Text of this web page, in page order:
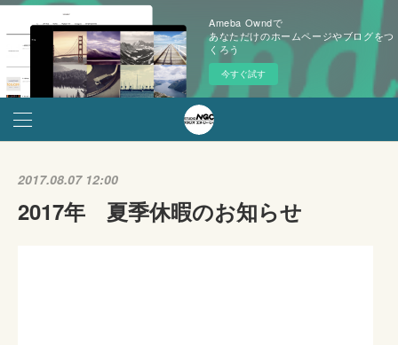
Ameba Owndで
あなただけのホームページやブログをつ
くろう
今すぐ試す
2017.08.07 12:00
2017年 夏季休暇のお知らせ